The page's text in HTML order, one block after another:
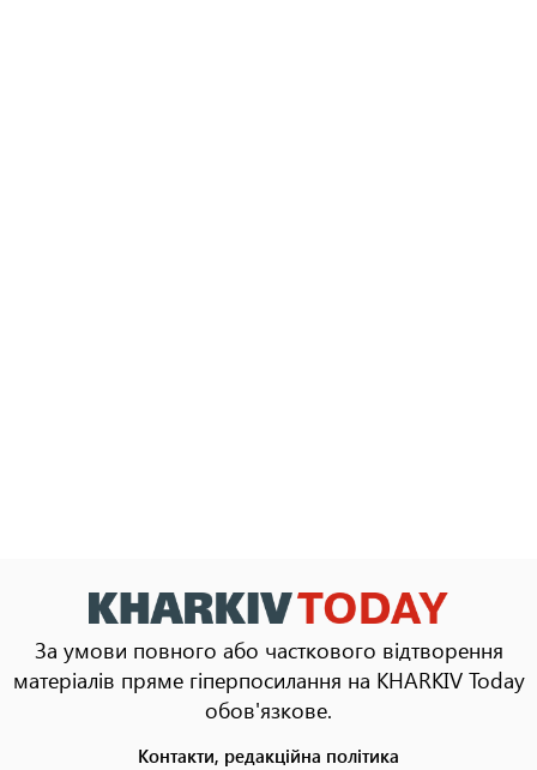
За умови повного або часткового відтворення
матеріалів пряме гіперпосилання на KHARKIV Today
обов'язкове.
Контакти, редакційна політика